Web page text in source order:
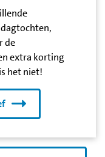
de
extra korting
het niet!